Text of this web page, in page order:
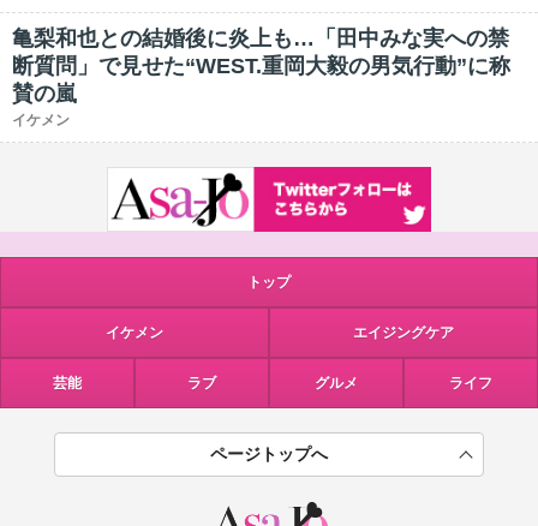
亀梨和也との結婚後に炎上も…「田中みな実への禁
断質問」で見せた“WEST.重岡大毅の男気行動”に称
賛の嵐
イケメン
トップ
イケメン エイジングケア
芸能 ラブ グルメ ライフ
ページトップへ